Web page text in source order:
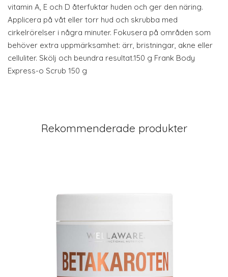
vitamin A, E och D återfuktar huden och ger den näring.
Applicera på våt eller torr hud och skrubba med
cirkelrörelser i några minuter. Fokusera på områden som
behöver extra uppmärksamhet: ärr, bristningar, akne eller
celluliter. Skölj och beundra resultat.150 g Frank Body
Express-o Scrub 150 g
Rekommenderade produkter